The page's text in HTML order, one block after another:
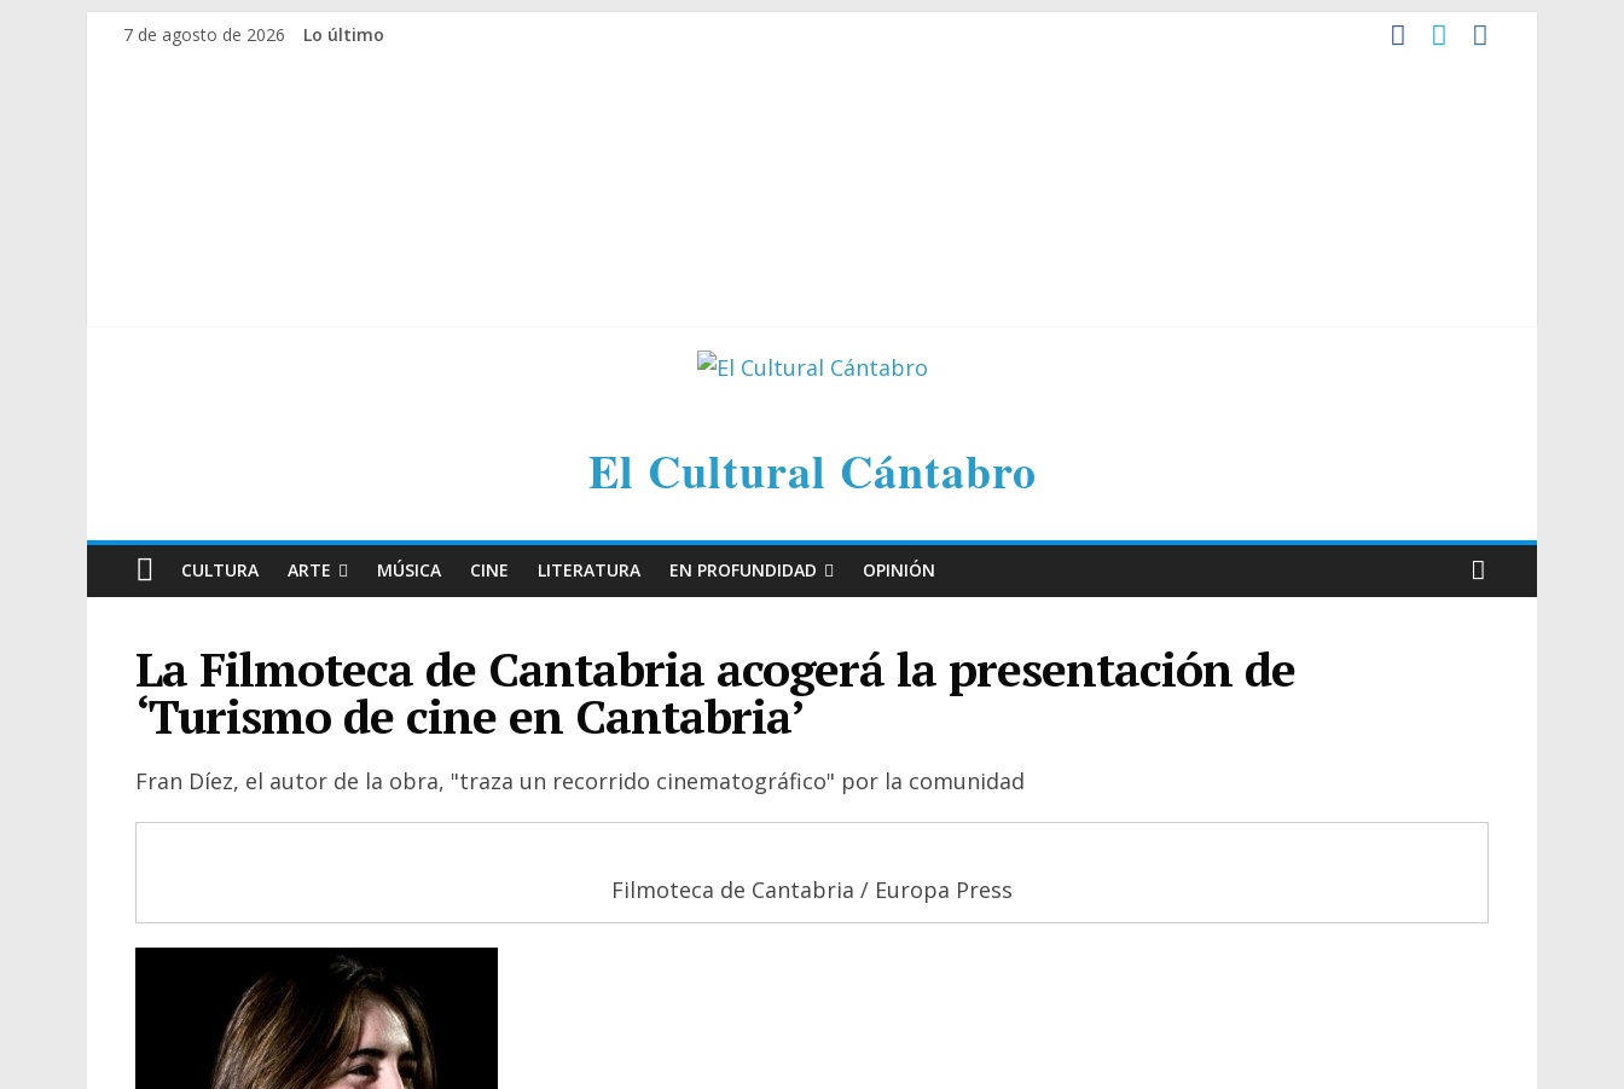
7 de agosto de 2026 Lo último
El Cultural Cántabro
CULTURA ARTE MÚSICA CINE LITERATURA EN PROFUNDIDAD OPINIÓN
La Filmoteca de Cantabria acogerá la presentación de
‘Turismo de cine en Cantabria’
Fran Díez, el autor de la obra, "traza un recorrido cinematográfico" por la comunidad
Filmoteca de Cantabria / Europa Press